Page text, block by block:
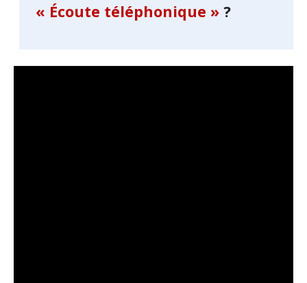
« Écoute téléphonique » ?